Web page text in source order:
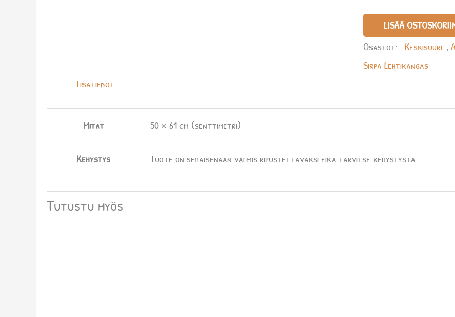
LISÄÄ
Osastot:-Keskisuuri-,
Sirpa Lehtikangas
Lisätiedot
Mitat 50 × 61 cm (senttimetri)
Kehystys Tuote on sellaisenaan valmis ripustettavaksi eikä tarvitse kehystystä.
Tutustu myös